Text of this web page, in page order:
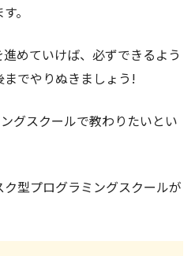
。
めていけば、必ずできるよう
でやりぬきましょう!
グスクールで教わりたいとい
型プログラミングスクールが